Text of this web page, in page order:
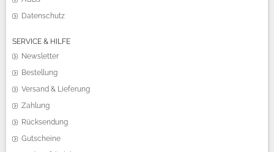
Datenschutz
SERVICE & HILFE
Newsletter
Bestellung
Versand & Lieferung
Zahlung
Rücksendung
Gutscheine